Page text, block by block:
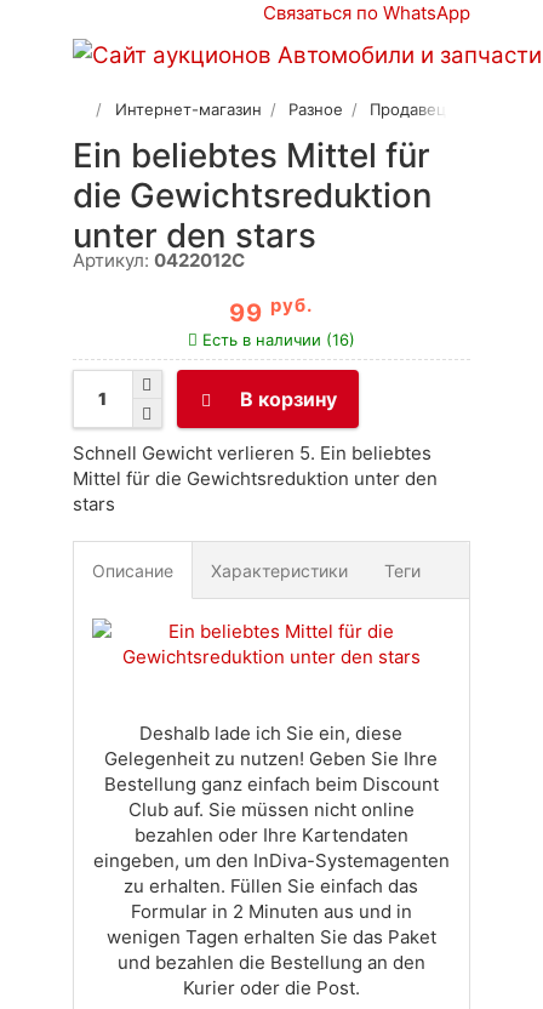
Связаться по WhatsApp
Интернет-магазин Разное Продавец 2
Ein beliebtes Mittel für
die Gewichtsreduktion
unter den stars
Артикул: 0422012C
99 руб.
Есть в наличии (16)
В корзину
Schnell Gewicht verlieren 5. Ein beliebtes
Mittel für die Gewichtsreduktion unter den
stars
Описание Характеристики Теги
Доставка Оплата Своя вкладка
Deshalb lade ich Sie ein, diese
Gelegenheit zu nutzen! Geben Sie Ihre
Bestellung ganz einfach beim Discount
Club auf. Sie müssen nicht online
bezahlen oder Ihre Kartendaten
eingeben, um den InDiva-Systemagenten
zu erhalten. Füllen Sie einfach das
Formular in 2 Minuten aus und in
wenigen Tagen erhalten Sie das Paket
und bezahlen die Bestellung an den
Kurier oder die Post.